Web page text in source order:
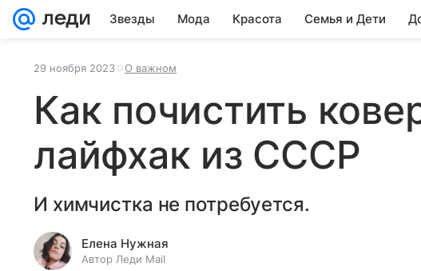
Звезды Мода Красота Семья и Дети
29 ноября 2023 О важном
Как почистить
лайфхак из СССР
И химчистка не потребуется.
Елена Нужная
Автор Леди Mail